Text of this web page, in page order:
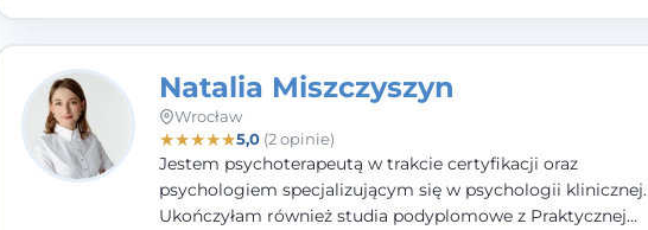
Natalia Miszczyszyn
Wrocław
★★★★★5,0(2 opinie)
Jestem psychoterapeutą w trakcie certyfikacji oraz
psychologiem specjalizującym się w psychologii klinicznej.
Ukończyłam również studia podyplomowe z Praktycznej